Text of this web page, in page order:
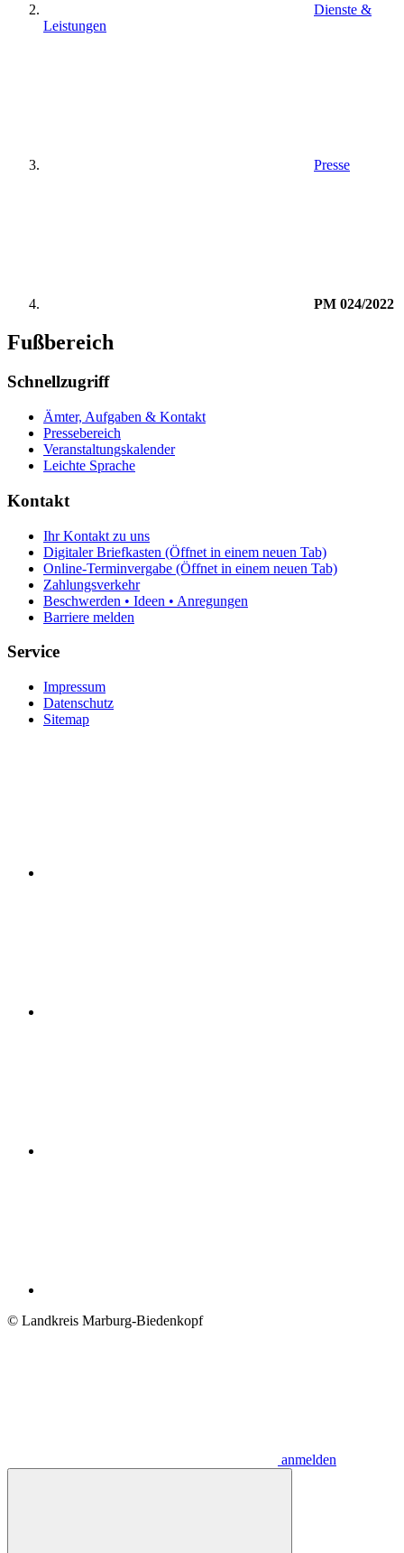
Dienste &
Leistungen
Presse
PM 024/2022
Fußbereich
Schnellzugriff
Ämter, Aufgaben & Kontakt
Pressebereich
Veranstaltungskalender
Leichte Sprache
Kontakt
Ihr Kontakt zu uns
Digitaler Briefkasten (Öffnet in einem neuen Tab)
Online-Terminvergabe (Öffnet in einem neuen Tab)
Zahlungsverkehr
Beschwerden • Ideen • Anregungen
Barriere melden
Service
Impressum
Datenschutz
Sitemap
© Landkreis Marburg-Biedenkopf
anmelden